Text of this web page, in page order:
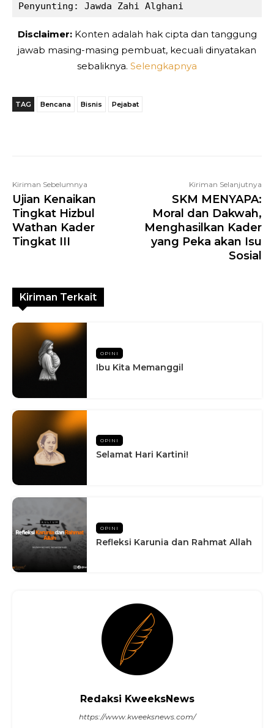
Penyunting: Jawda Zahi Alghani
Disclaimer:Konten adalah hak cipta dan tanggung
jawab masing-masing pembuat, kecuali dinyatakan
sebaliknya. Selengkapnya
TAG Bencana Bisnis Pejabat
Kiriman Sebelumnya
Ujian Kenaikan
Tingkat Hizbul
Wathan Kader
Tingkat III
Kiriman Selanjutnya
SKM MENYAPA:
Moral dan Dakwah,
Menghasilkan Kader
yang Peka akan Isu
Sosial
Kiriman Terkait
OPINI
Ibu Kita Memanggil
OPINI
Selamat Hari Kartini!
OPINI
Refleksi Karunia dan Rahmat Allah
Redaksi KweeksNews
https://www.kweeksnews.com/